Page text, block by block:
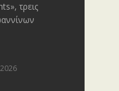
τρεις